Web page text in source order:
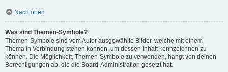
Nach oben
Was sind Themen-Symbole?
Themen-Symbole sind vom Autor ausgewählte Bilder, welche mit einem
Thema in Verbindung stehen können, um dessen Inhalt kennzeichnen zu
können. Die Möglichkeit, Themen-Symbole zu verwenden, hängt von deinen
Berechtigungen ab, die die Board-Administration gesetzt hat.